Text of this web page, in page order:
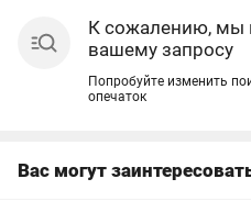
К сожалению, мы
вашему запросу
Попробуйте изменить
опечаток
Вас могут